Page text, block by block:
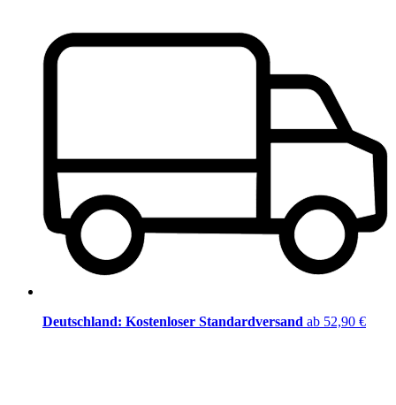
Deutschland: Kostenloser Standardversand ab 52,90 €